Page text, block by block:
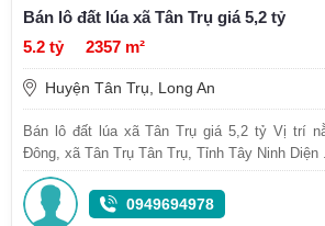
Bán lô đất lúa xã Tân Trụ giá 5,2 tỷ
5.2 tỷ
2357 m²
Huyện Tân Trụ, Long An
Bán lô đất lúa xã Tân Trụ giá 5,2 tỷ Vị trí
Đông, xã Tân Trụ Tân Trụ, Tỉnh Tây Ninh Diện
0949694978